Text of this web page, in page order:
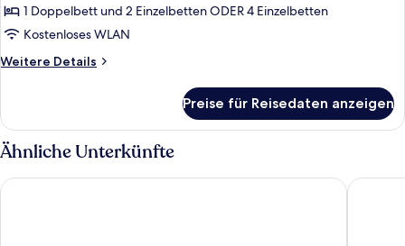
1 Doppelbett und 2 Einzelbetten ODER 4 Einzelbetten
Kostenloses WLAN
Weitere Details
Weitere
Preise für Reisedaten anzeigen
Ähnliche Unterkünfte
Hotel Restaurant De La Poste Hôtel